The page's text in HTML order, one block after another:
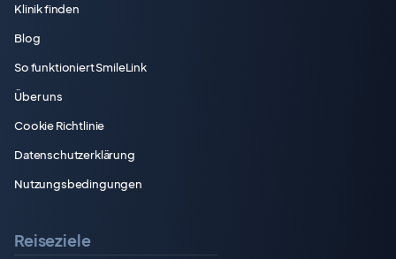
Klinik finden
Blog
So funktioniert SmileLink
Über uns
Cookie Richtlinie
Datenschutzerklärung
Nutzungsbedingungen
Reiseziele